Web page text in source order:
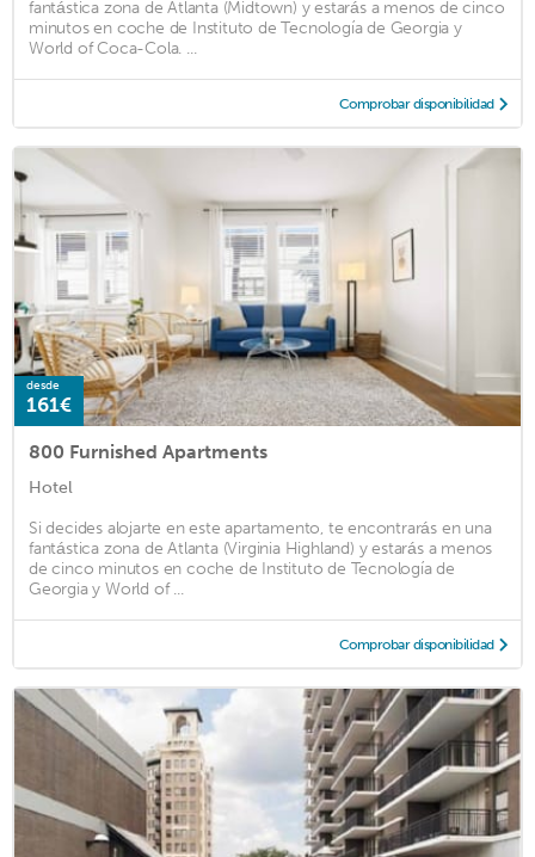
fantástica zona de Atlanta (Midtown) y estarás a menos de cinco
minutos en coche de Instituto de Tecnología de Georgia y
World of Coca-Cola. ...
Comprobar disponibilidad
desde
161€
800 Furnished Apartments
Hotel
Si decides alojarte en este apartamento, te encontrarás en una
fantástica zona de Atlanta (Virginia Highland) y estarás a menos
de cinco minutos en coche de Instituto de Tecnología de
Georgia y World of ...
Comprobar disponibilidad